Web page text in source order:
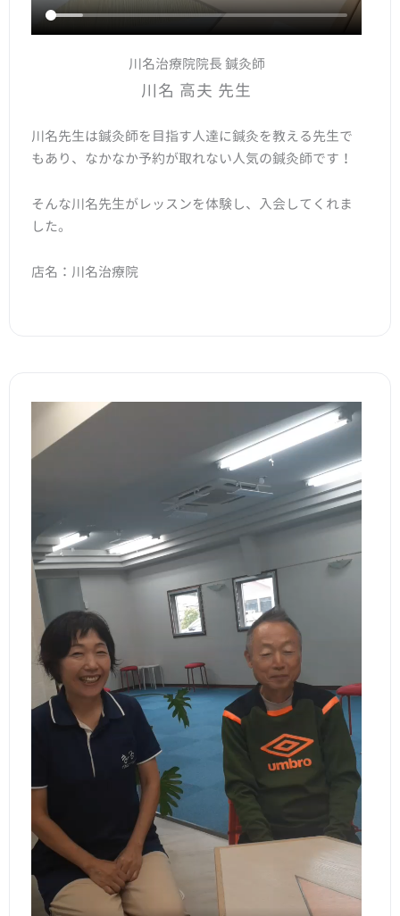
川名治療院院長 鍼灸師
川名 高夫 先生
川名先生は鍼灸師を目指す人達に鍼灸を教える先生で
もあり、なかなか予約が取れない人気の鍼灸師です！
そんな川名先生がレッスンを体験し、入会してくれま
した。
店名：川名治療院